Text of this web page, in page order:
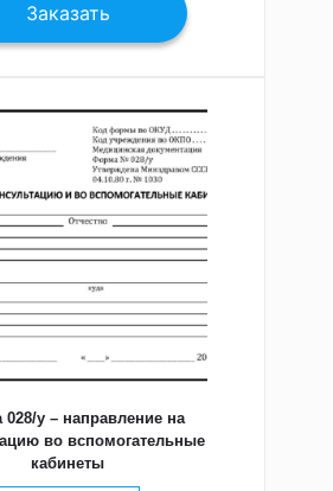
Заказать
у – направление на
во вспомогательные
кабинеты